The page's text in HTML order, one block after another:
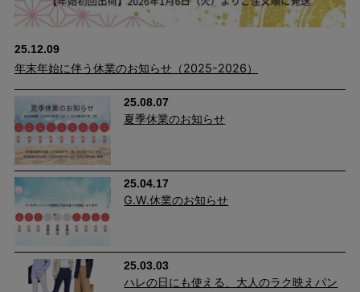
®21」を使用したことで、ついてしまった汚れもご家庭での洗濯
で落ちやすくなりました。
25.12.09
年末年始に伴う休業のお知らせ（2025-2026）
25.08.07
夏季休業のお知らせ
25.04.17
G.W.休業のお知らせ
25.03.03
ハレの日にも使える、大人のラク映えパン